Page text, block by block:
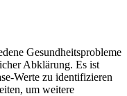
Gesundheitsprobleme
Abklärung. Es ist
Werte zu identifizieren
um weitere